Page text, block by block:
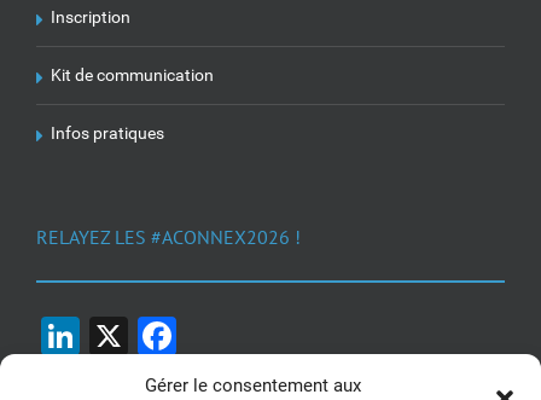
Gérer le consentement aux
Inscription
Kit de communication
Infos pratiques
RELAYEZ LES #ACONNEX2026 !
LinkedIn
X